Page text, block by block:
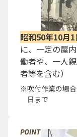
昭和50年10月
に、一定の屋
働者や、一人
者等を含む）
吹付作業の場
日まで